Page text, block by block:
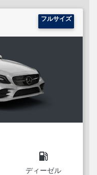
フルサイズ
local_gas_station
ディーゼル